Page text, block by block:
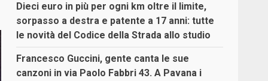
Dieci euro in più per ogni km oltre il limite,
sorpasso a destra e patente a 17 anni: tutte
le novità del Codice della Strada allo studio
Francesco Guccini, gente canta le sue
canzoni in via Paolo Fabbri 43. A Pavana i